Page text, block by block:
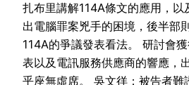
扎布里講解114A條文的應用，以
出電腦罪案兇手的困境，後半部
114A的爭議發表看法。 研討會
表以及電訊服務供應商的響應，
乎座無虛席。 吳文徉：被告者難